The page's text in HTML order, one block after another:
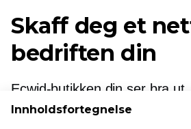
Skaff deg et
bedriften din
Ecwid-butikken din ser bra
et nettsted å selge på?
Innholdsfortegnelse